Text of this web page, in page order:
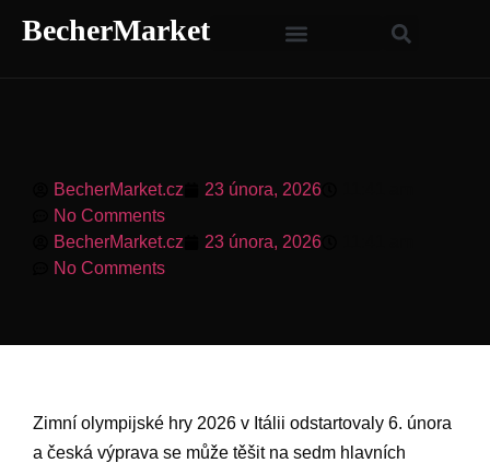
BecherMarket
BecherMarket.cz 23 února, 2026
No Comments
BecherMarket.cz
23 února, 2026
No Comments
Zimní olympijské hry 2026 v Itálii odstartovaly 6. ⁢února
a česká výprava se⁢ může ⁤těšit na sedm ⁢hlavních